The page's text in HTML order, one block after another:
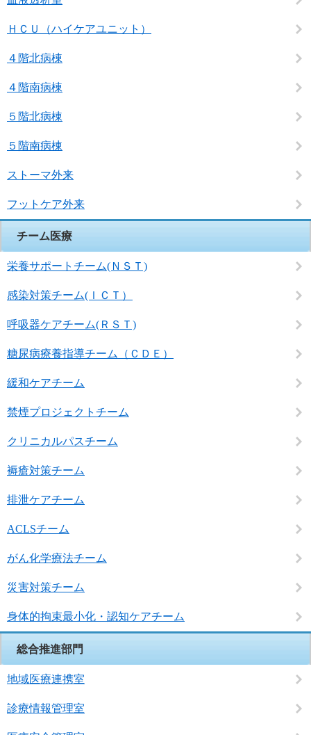
ＨＣＵ（ハイケアユニット）
４階北病棟
４階南病棟
５階北病棟
５階南病棟
ストーマ外来
フットケア外来
チーム医療
栄養サポートチーム(ＮＳＴ)
感染対策チーム(ＩＣＴ）
呼吸器ケアチーム(ＲＳＴ)
糖尿病療養指導チーム（ＣＤＥ）
緩和ケアチーム
禁煙プロジェクトチーム
クリニカルパスチーム
褥瘡対策チーム
排泄ケアチーム
ACLSチーム
がん化学療法チーム
災害対策チーム
身体的拘束最小化・認知ケアチーム
総合推進部門
地域医療連携室
診療情報管理室